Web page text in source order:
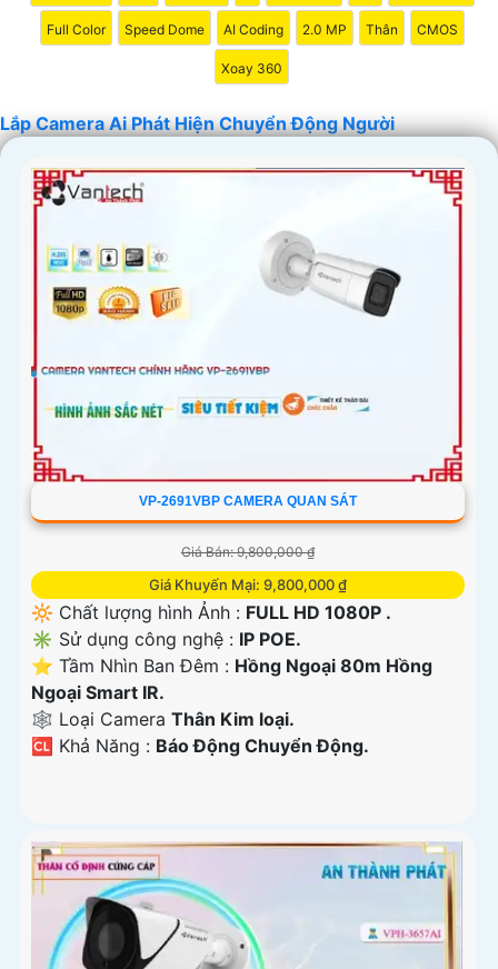
Full Color Speed Dome AI Coding 2.0 MP Thân CMOS
Xoay 360
Lắp Camera Ai Phát Hiện Chuyển Động Người
VP-2691VBP CAMERA QUAN SÁT
Giá Bán: 9,800,000 ₫
Giá Khuyến Mại: 9,800,000 ₫
🔆 Chất lượng hình Ảnh : FULL HD 1080P .
✳️ Sử dụng công nghệ : IP POE.
⭐ Tầm Nhìn Ban Đêm : Hồng Ngoại 80m Hồng
Ngoại Smart IR.
🕸️ Loại Camera Thân Kim loại.
️🆑 Khả Năng : Báo Động Chuyển Động.